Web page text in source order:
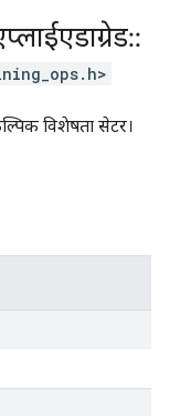
::
विशेषता सेटर।